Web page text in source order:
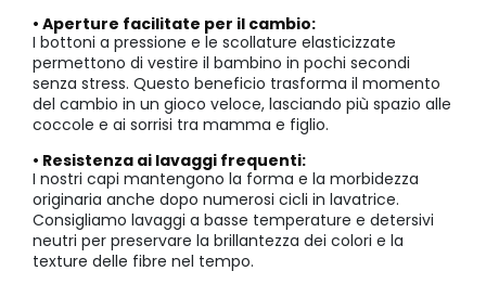
• Aperture facilitate per il cambio:
I bottoni a pressione e le scollature elasticizzate
permettono di vestire il bambino in pochi secondi
senza stress. Questo beneficio trasforma il momento
del cambio in un gioco veloce, lasciando più spazio alle
coccole e ai sorrisi tra mamma e figlio.
• Resistenza ai lavaggi frequenti:
I nostri capi mantengono la forma e la morbidezza
originaria anche dopo numerosi cicli in lavatrice.
Consigliamo lavaggi a basse temperature e detersivi
neutri per preservare la brillantezza dei colori e la
texture delle fibre nel tempo.